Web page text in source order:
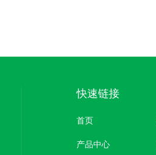
快速链接
首页
产品中心